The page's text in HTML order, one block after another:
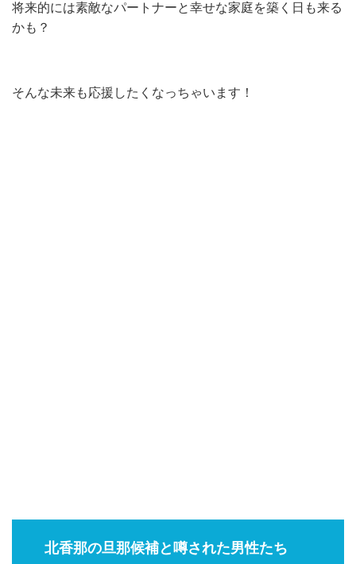
将来的には素敵なパートナーと幸せな家庭を築く日も来る
かも？
そんな未来も応援したくなっちゃいます！
北香那の旦那候補と噂された男性たち